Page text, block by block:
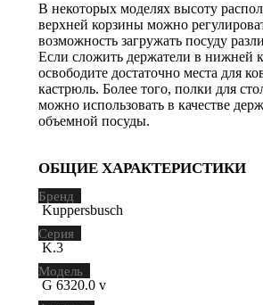
В некоторых моделях высоту
верхней корзины можно
возможность загружать посуду
Если сложить держатели в нижней
освободите достаточно места для
кастрюль. Более того, полки для
можно использовать в качестве
объемной посуды.
ОБЩИЕ ХАРАКТЕРИСТИКИ
Бренд
Kuppersbusch
Серия
K.3
Модель
G 6320.0 v